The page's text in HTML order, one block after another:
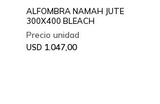
ALFOMBRA NAMAH JUTE
300X400 BLEACH
USD 1.047,00